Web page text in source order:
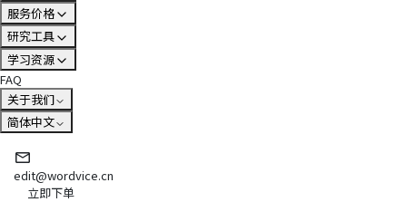
服务价格
研究工具
学习资源
FAQ
关于我们
简体中文
edit@wordvice.cn
立即下单